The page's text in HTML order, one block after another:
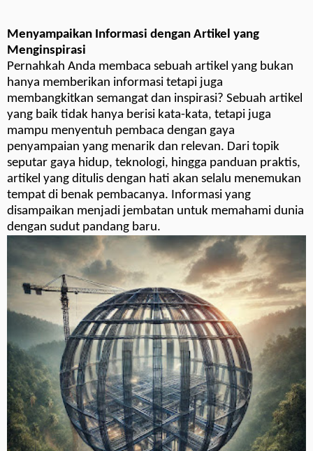
Menyampaikan Informasi dengan Artikel yang
Menginspirasi
Pernahkah Anda membaca sebuah artikel yang bukan
hanya memberikan informasi tetapi juga
membangkitkan semangat dan inspirasi? Sebuah artikel
yang baik tidak hanya berisi kata-kata, tetapi juga
mampu menyentuh pembaca dengan gaya
penyampaian yang menarik dan relevan. Dari topik
seputar gaya hidup, teknologi, hingga panduan praktis,
artikel yang ditulis dengan hati akan selalu menemukan
tempat di benak pembacanya. Informasi yang
disampaikan menjadi jembatan untuk memahami dunia
dengan sudut pandang baru.